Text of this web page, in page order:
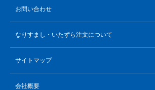
お問い合わせ
なりすまし・いたずら注文について
サイトマップ
会社概要